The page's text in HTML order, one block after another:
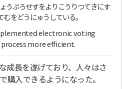
うぷろせすをよりこうりつてきにす
をどうにゅうしている。
electronic voting
more efficient.
成長を遂げており、人々はさ
購入できるようになった。